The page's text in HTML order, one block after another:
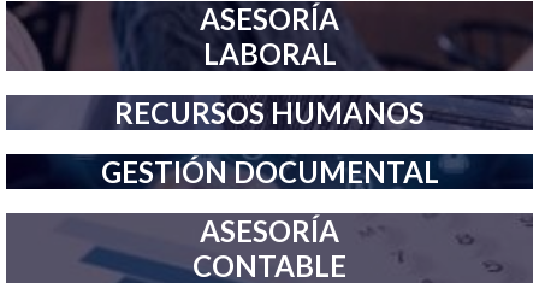
ASESORÍA
LABORAL
RECURSOS HUMANOS
GESTIÓN DOCUMENTAL
ASESORÍA
CONTABLE